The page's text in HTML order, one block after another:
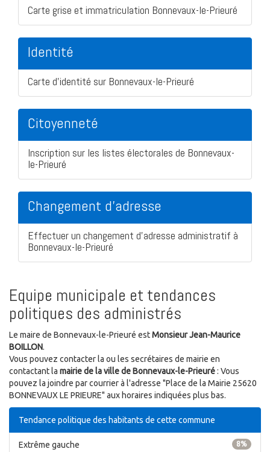
Carte grise et immatriculation Bonnevaux-le-Prieuré
Identité
Carte d'identité sur Bonnevaux-le-Prieuré
Citoyenneté
Inscription sur les listes électorales de Bonnevaux-
le-Prieuré
Changement d'adresse
Effectuer un changement d'adresse administratif à
Bonnevaux-le-Prieuré
Equipe municipale et tendances
politiques des administrés
Le maire de Bonnevaux-le-Prieuré estMonsieur Jean-Maurice
BOILLON.
Vous pouvez contacter la ou les secrétaires de mairie en
contactant la mairie de la ville de Bonnevaux-le-Prieuré: Vous
pouvez la joindre par courrier à l'adresse "Place de la Mairie 25620
BONNEVAUX LE PRIEURE" aux horaires indiquées plus bas.
Tendance politique des habitants de cette commune
8%
Extrême gauche